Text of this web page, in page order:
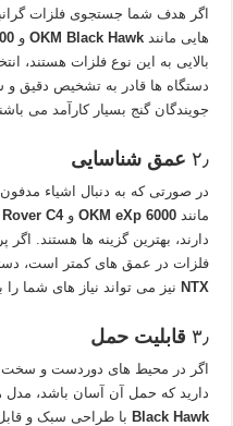
اگر هدف شما جستجوی فلزات
هایی مانندOKM Black Hawk و
بالایی به این نوع فلزات هستند،
دستگاه‌ ها قادر به تشخیص دقیق و
جویندگان گنج بسیار کارآمد می‌
۲٫ عمق شناسایی
در صورتی که به دنبال اشیاء
مانندOKM eXp 6000 وC4
دارند، بهترین گزینه‌ ها هستند.
فلزات در عمق‌ های کمتر است،
NTX نیز می‌ تواند نیاز های شما را
۳٫ قابلیت حمل
اگر در محیط‌ های دوردست و سخت
دارید که حمل آن آسان باشد، مدل‌
Black Hawk با طراحی سبک و